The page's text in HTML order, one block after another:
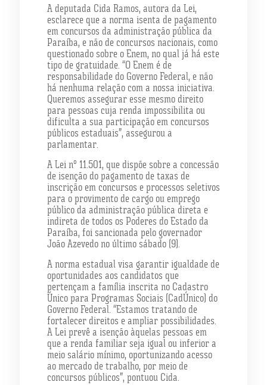
A deputada Cida Ramos, autora da Lei,
esclarece que a norma isenta de pagamento
em concursos da administração pública da
Paraíba, e não de concursos nacionais, como
questionado sobre o Enem, no qual já há este
tipo de gratuidade. “O Enem é de
responsabilidade do Governo Federal, e não
há nenhuma relação com a nossa iniciativa.
Queremos assegurar esse mesmo direito
para pessoas cuja renda impossibilita ou
dificulta a sua participação em concursos
públicos estaduais”, assegurou a
parlamentar.
A Lei n° 11.501, que dispõe sobre a concessão
de isenção do pagamento de taxas de
inscrição em concursos e processos seletivos
para o provimento de cargo ou emprego
público da administração pública direta e
indireta de todos os Poderes do Estado da
Paraíba, foi sancionada pelo governador
João Azevedo no último sábado (9).
A norma estadual visa garantir igualdade de
oportunidades aos candidatos que
pertençam a família inscrita no Cadastro
Único para Programas Sociais (CadÚnico) do
Governo Federal. “Estamos tratando de
fortalecer direitos e ampliar possibilidades.
A Lei prevê a isenção àquelas pessoas em
que a renda familiar seja igual ou inferior a
meio salário mínimo, oportunizando acesso
ao mercado de trabalho, por meio de
concursos públicos”, pontuou Cida.